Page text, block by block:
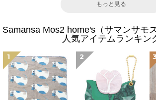
もっと見る
Samansa Mos2 home's（サマンサモ
人気アイテムランキン
1 2 3